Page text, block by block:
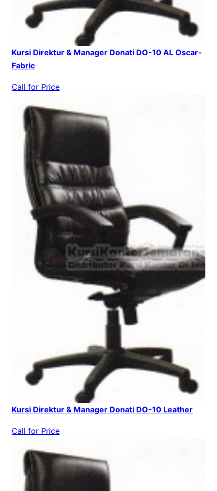
Kursi Direktur & Manager Donati DO-10 AL Oscar-
Fabric
Call for Price
Kursi Direktur & Manager Donati DO-10 Leather
Call for Price